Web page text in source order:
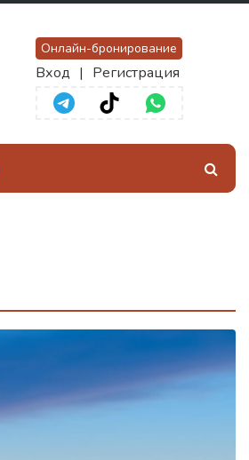
Онлайн-бронирование
Вход | Регистрация